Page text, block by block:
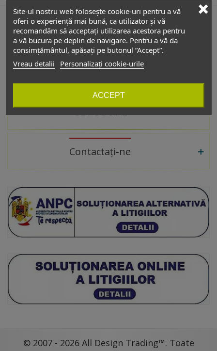
Site-ul nostru web folosește cookie-uri pentru a vă
oferi o experiență mai bună, ca utilizator și vă
recomandăm să acceptați utilizarea acestora pentru
a vă bucura pe deplin de navigare. Pentru a vă da
consimțământul, apăsați pe butonul ”Accept”.
Vreau detalii
Personalizați cookie-urile
ACCEPT
De interes
Catalog
GET SOCIAL
Contactați-ne
© 2007 - 2026 All Design Trading™. Toate